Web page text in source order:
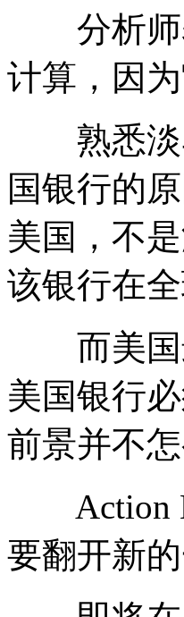
分析师
计算，因
熟悉淡
国银行的
美国，不
该银行在
而美国
美国银行
前景并不怎
Action
要翻开新